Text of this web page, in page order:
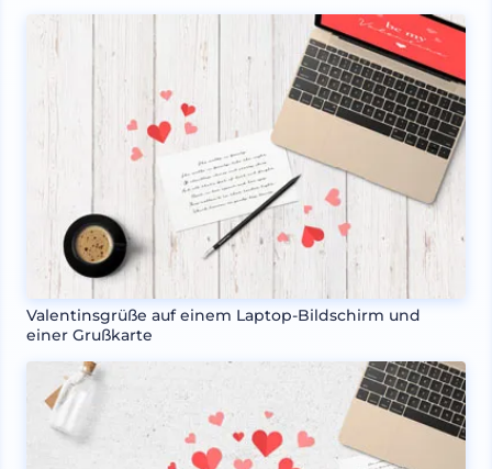
Valentinsgrüße auf einem Laptop-Bildschirm und
einer Grußkarte